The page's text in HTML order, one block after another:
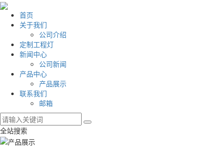
首页
关于我们
公司介绍
定制工程灯
新闻中心
公司新闻
产品中心
产品展示
联系我们
邮箱
全站搜索